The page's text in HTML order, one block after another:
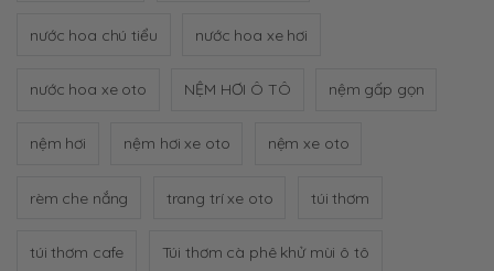
nước hoa chú tiểu nước hoa xe hơi
nước hoa xe oto NỆM HƠI Ô TÔ nệm gấp gọn
nệm hơi nệm hơi xe oto nệm xe oto
rèm che nắng trang trí xe oto túi thơm
túi thơm cafe Túi thơm cà phê khử mùi ô tô